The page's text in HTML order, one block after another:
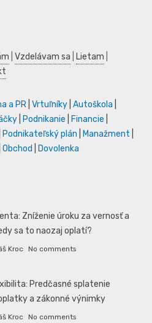
Vzdelávam sa Lietam
a PR Vrtuľníky Autoškola
Podnikanie Financie
Podnikateľský plán Manažment
Obchod Dovolenka
Zníženie úroku za vernosť a
sa to naozaj oplatí?
Kroc No comments
Predčasné splatenie
a zákonné výnimky
Kroc No comments